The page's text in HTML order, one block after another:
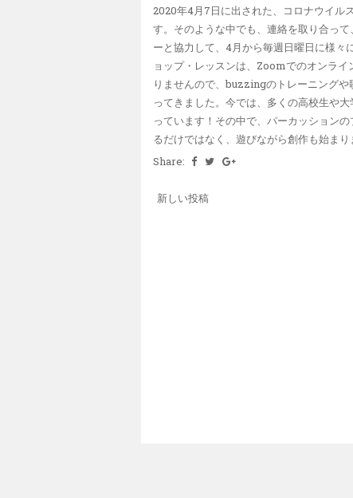
2020年4月7日に出された、コロナウイル
す。そのような中でも、連絡を取り合っ
ーと協力して、4月から毎週日曜日に様
ョップ・レッスンは、Zoomでのオンラ
りませんので、buzzingのトレーニング
ってきました。今では、多くの高校生や
っています！その中で、パーカッション
るだけではなく、遊びながら創作も始ま
Share:
新しい投稿